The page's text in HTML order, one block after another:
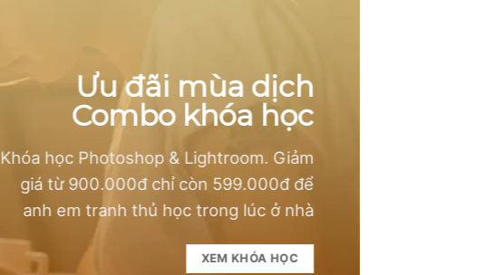
Ưu đãi mùa dịch
Combo khóa học
Khóa học Photoshop & Lightroom. Giảm
giá từ 900.000đ chỉ còn 599.000đ để
anh em tranh thủ học trong lúc ở nhà
XEM KHÓA HỌC